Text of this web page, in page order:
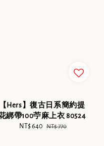
【Hers】復古日系簡約提
綁帶100苧麻上衣 80524
Sale
NT$ 640 Regular
NT$ 770